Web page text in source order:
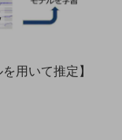
用いて推定】